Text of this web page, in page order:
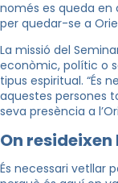
només es queda en
per quedar-se a
La missió del
econòmic, polític o
tipus espiritual. “És
aquestes persones
seva presència a
On
És necessari vetllar